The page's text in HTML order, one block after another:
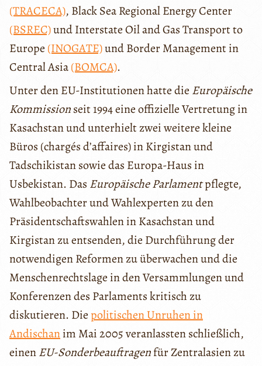
(TRACECA), Black Sea Regional Energy Center
(BSREC)und Interstate Oil and Gas Transport to
Europe(INOGATE)und Border Management in
Central Asia(BOMCA).
Unter den EU-Institutionen hatte die Europäische
Kommissionseit 1994 eine offizielle Vertretung in
Kasachstan und unterhielt zwei weitere kleine
Büros (chargés d’affaires) in Kirgistan und
Tadschikistan sowie das Europa-Haus in
Usbekistan. Das Europäische Parlamentpflegte,
Wahlbeobachter und Wahlexperten zu den
Präsidentschaftswahlen in Kasachstan und
Kirgistan zu entsenden, die Durchführung der
notwendigen Reformen zu überwachen und die
Menschenrechtslage in den Versammlungen und
Konferenzen des Parlaments kritisch zu
diskutieren. Diepolitischen Unruhen in
Andischanim Mai 2005 veranlassten schließlich,
einenEU-Sonderbeauftragenfür Zentralasien zu